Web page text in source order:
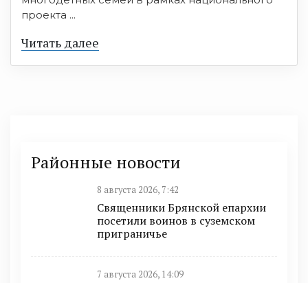
проекта ...
Читать далее
Районные новости
8 августа 2026, 7:42
Священники Брянской епархии
посетили воинов в суземском
приграничье
7 августа 2026, 14:09